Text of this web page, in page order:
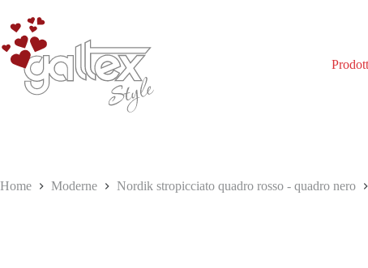
contenuto
Home Moderne Nordik stropicciato quadro rosso - quadro nero